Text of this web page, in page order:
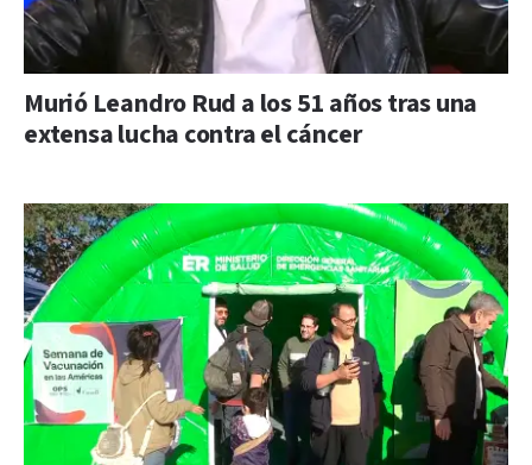
Murió Leandro Rud a los 51 años tras una
extensa lucha contra el cáncer